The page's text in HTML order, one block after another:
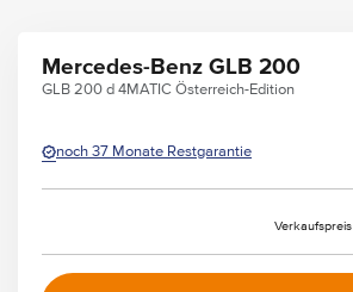
Mercedes-Benz GLB 200
GLB 200 d 4MATIC Österreich-Edition
noch 37 Monate Restgarantie
Verkaufspreis